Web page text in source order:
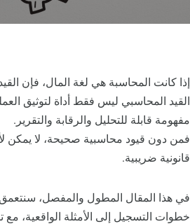
إذا كانت المحاسبة هي لغة المال، فإن
القيد المحاسبي ليس فقط أداة لتوثيق
مفهومة قابلة للتحليل والرقابة والتقرير.
فمن دون قيود محاسبية صحيحة، لا يمكن
قانونية ضريبية.
في هذا المقال المطول والمفصل،
خطوات التسجيل إلى الأمثلة الواقعية،